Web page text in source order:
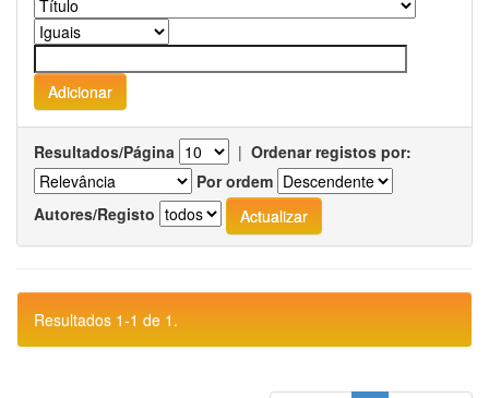
Resultados/Página | Ordenar registos por:
Por ordem
Autores/Registo
Resultados 1-1 de 1.